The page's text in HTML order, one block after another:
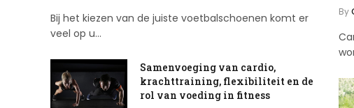
Bij het kiezen van de juiste voetbalschoenen komt er
veel op u…
Samenvoeging van cardio,
krachttraining, flexibiliteit en de
rol van voeding in fitness
By